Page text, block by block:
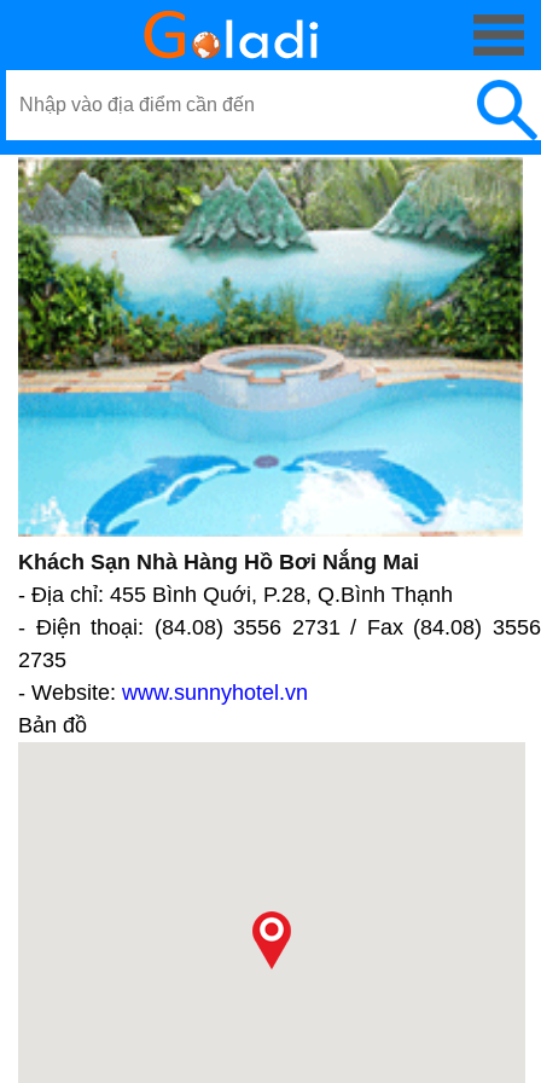
Khách Sạn Nhà Hàng Hồ Bơi Nắng Mai
- Địa chỉ: 455 Bình Quới, P.28, Q.Bình Thạnh
- Điện thoại: (84.08) 3556 2731 / Fax (84.08) 3556
2735
- Website: www.sunnyhotel.vn
Bản đồ